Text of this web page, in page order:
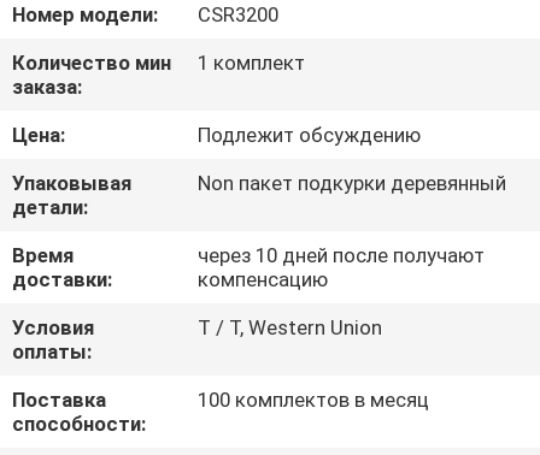
НАША
ФАБРИКА
КОНТРОЛЬ
КАЧЕСТВА
КОНТАКТНЫЕ
ДАННЫЕ
НОВОСТИ
Номер модели:
CSR3200
Количество мин
заказа:
1 комплект
Цена:
Подлежит обсуждению
Упаковывая
детали:
Non пакет подкурки деревянный
Время
доставки:
через 10 дней после получают
компенсацию
Условия
оплаты:
T / T, Western Union
Поставка
способности:
100 комплектов в месяц